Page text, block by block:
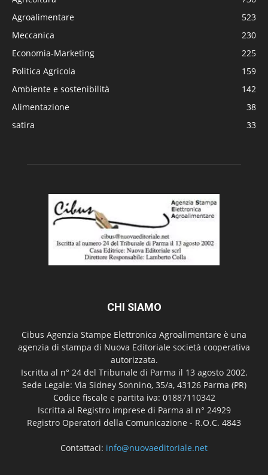
Agroalimentare
523
Meccanica
230
Economia-Marketing
225
Politica Agricola
159
Ambiente e sostenibilità
142
Alimentazione
38
satira
33
CHI SIAMO
Cibus Agenzia Stampe Elettronica Agroalimentare è una
agenzia di stampa di Nuova Editoriale società cooperativa
autorizzata.
Iscritta al n° 24 del Tribunale di Parma il 13 agosto 2002.
Sede Legale: Via Sidney Sonnino, 35/a, 43126 Parma (PR)
Codice fiscale e partita iva: 01887110342
Iscritta al Registro imprese di Parma al n° 24929
Registro Operatori della Comunicazione - R.O.C. 4843
Contattaci: info@nuovaeditoriale.net